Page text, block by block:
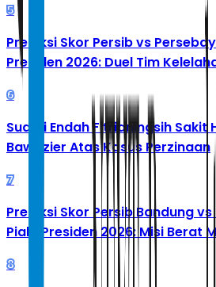
5
Prediksi Skor Persib vs
Presiden 2026: Duel Tim
6
Suami Endah Fitrianingsih Sakit
Bawazier Atas Kasus Perzinaan
7
Prediksi Skor Persib Bandung
Piala Presiden 2026: Misi Berat
8